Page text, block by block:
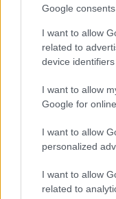
Google consents
I want to allow
related to
device identifiers
I want to allow
Google for
I want to allow
personalized
I want to allow
related to
AJÁNLOTT VIDEÓK
Libernyákok
elemző műsor a baloldal
Számok és tények
Küzdőtér